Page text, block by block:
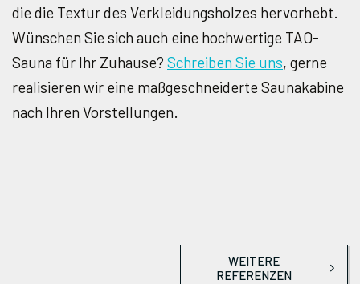
die die Textur des Verkleidungsholzes hervorhebt.
Wünschen Sie sich auch eine hochwertige TAO-
Sauna für Ihr Zuhause? Schreiben Sie uns, gerne
realisieren wir eine maßgeschneiderte Saunakabine
nach Ihren Vorstellungen.
WEITERE
REFERENZEN